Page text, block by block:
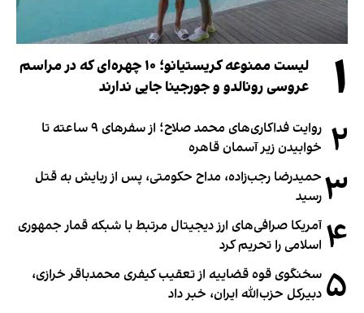
۱
لیست ممنوعه کریستیانو؛ ۱۰ چهره‌ای که در مراسم
عروسی رونالدو و جورجینا جایی ندارند
۲
روایت فداکاری‌های محمد صلاح؛ از سفرهای ۹ ساعته تا
خوابیدن زیر آسمان قاهره
۳ حمیدرضا رجب‌زاده، مداح حکومتی، پس از ربایش به قتل
رسید
۴ آمریکا صرافی‌های ارز دیجیتال مرتبط با شبکه قمار جمهوری
اسلامی را تحریم کرد
۵ سخنگوی قوه قضاییه از تعقیب کیفری محمدباقر خرازی،
دبیر‌کل حزب‌الله ایران، خبر داد